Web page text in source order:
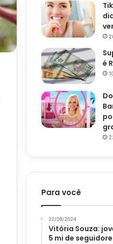
é
Para você
22/08/2024
Vitória Souza:
5 mi de